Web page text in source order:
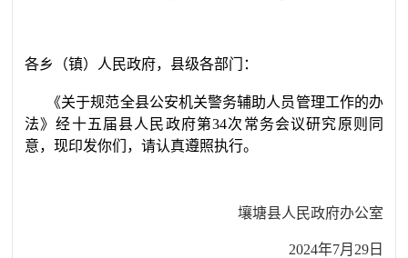
各乡（镇）人民政府，县级各部门：
《关于规范全县公安机关警务辅助人员管理工作的办
法》经十五届县人民政府第34次常务会议研究原则同
意，现印发你们，请认真遵照执行。
壤塘县人民政府办公室
2024年7月 29日